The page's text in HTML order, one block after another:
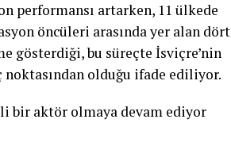
performansı artarken, 11 ülkede
öncüleri arasında yer alan dört
gösterdiği, bu süreçte İsviçre’nin
noktasından olduğu ifade ediliyor.
bir aktör olmaya devam ediyor